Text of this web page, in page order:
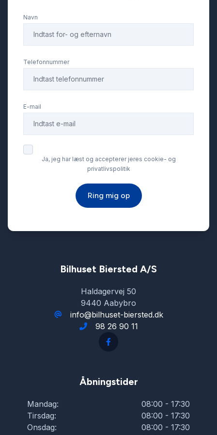
LED kørelys
Musikstreaming via bluetooth
Parkeringssensor bagved
Parkeringssensor foran
Splitbagsæder
Træthedsregistrering
Navn
Telefonnummer
E-mail
Ja, jeg har læst og accepterer jeres cookie- og
privatlivspolitik
Ring mig op
Bilhuset Biersted A/S
Haldagervej 50
9440 Aabybro
info@bilhuset-biersted.dk
98 26 90 11
Åbningstider
Mandag:
08:00 - 17:30
Tirsdag:
08:00 - 17:30
Onsdag:
08:00 - 17:30